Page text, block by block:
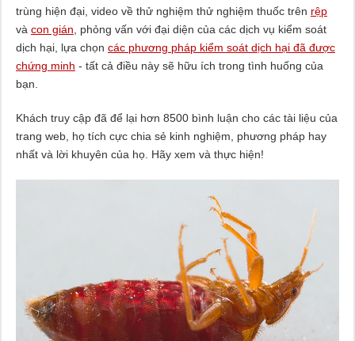
trùng hiện đại, video về thử nghiệm thử nghiệm thuốc trên rệp
và con gián , phỏng vấn với đại diện của các dịch vụ kiểm soát
dịch hại, lựa chọn các phương pháp kiểm soát dịch hại đã được
chứng minh - tất cả điều này sẽ hữu ích trong tình huống của
bạn.
Khách truy cập đã để lại hơn 8500 bình luận cho các tài liệu của
trang web, họ tích cực chia sẻ kinh nghiệm, phương pháp hay
nhất và lời khuyên của họ. Hãy xem và thực hiện!